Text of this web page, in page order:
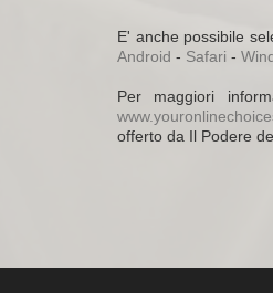
E' anche possibile
Android - Safari -
Per maggiori
offerto da Il Podere